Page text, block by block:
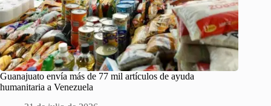
Guanajuato envía más de 77 mil artículos de ayuda
humanitaria a Venezuela